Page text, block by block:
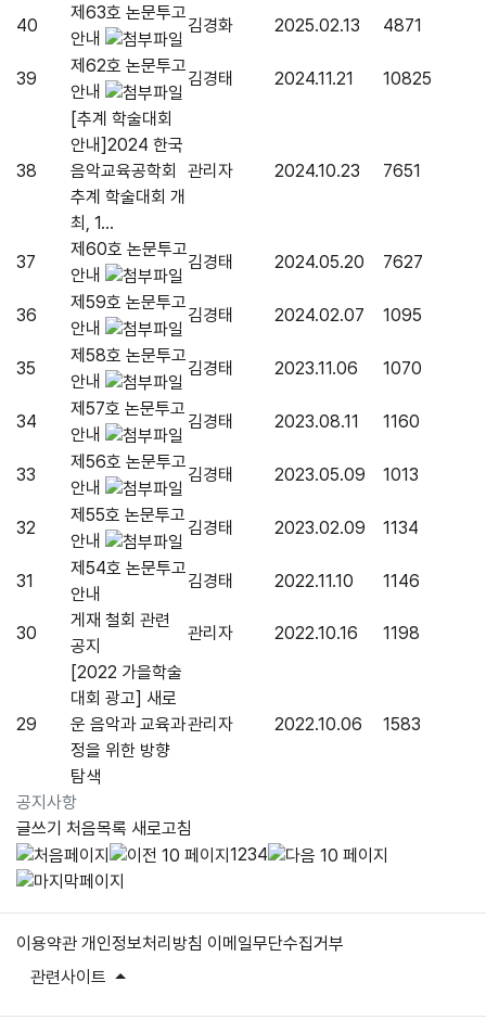
공지사항
40
제63호 논문투고
안내
김경화 2025.02.13 4871
39
제62호 논문투고
안내
김경태 2024.11.21 10825
38
[추계 학술대회
안내]2024 한국
음악교육공학회
추계 학술대회 개
최, 1...
관리자 2024.10.23 7651
37
제60호 논문투고
안내
김경태 2024.05.20 7627
36
제59호 논문투고
안내
김경태 2024.02.07 1095
35
제58호 논문투고
안내
김경태 2023.11.06 1070
34
제57호 논문투고
안내
김경태 2023.08.11 1160
33
제56호 논문투고
안내
김경태 2023.05.09 1013
32
제55호 논문투고
안내
김경태 2023.02.09 1134
31
제54호 논문투고
안내
김경태 2022.11.10 1146
30
게재 철회 관련
공지
관리자 2022.10.16 1198
29
[2022 가을학술
대회 광고] 새로
운 음악과 교육과
정을 위한 방향
탐색
관리자 2022.10.06 1583
글쓰기 처음목록 새로고침
1234
이용약관 개인정보처리방침 이메일무단수집거부
관련사이트